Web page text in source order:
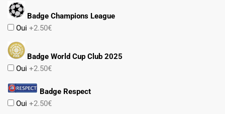
Badge Champions League
Oui +2.50€
Badge World Cup Club 2025
Oui +2.50€
Badge Respect
Oui +2.50€